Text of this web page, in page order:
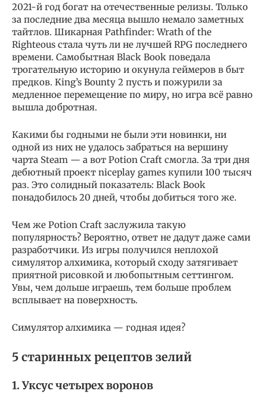
2021-й год богат на отечественные релизы. Только
за последние два месяца вышло немало заметных
тайтлов. Шикарная Pathfinder: Wrath of the
Righteous стала чуть ли не лучшей RPG последнего
времени. Самобытная Black Book поведала
трогательную историю и окунула геймеров в быт
предков. King’s Bounty 2 пусть и пожурили за
медленное перемещение по миру, но игра всё равно
вышла добротная.
Какими бы годными не были эти новинки, ни
одной из них не удалось забраться на вершину
чарта Steam — а вот Potion Craft смогла. За три дня
дебютный проект niceplay games купили 100 тысяч
раз. Это солидный показатель: Black Book
понадобилось 20 дней, чтобы добиться того же.
Чем же Potion Craft заслужила такую
популярность? Вероятно, ответ не дадут даже сами
разработчики. Из игры получился неплохой
симулятор алхимика, который сходу затягивает
приятной рисовкой и любопытным сеттингом.
Увы, чем дольше играешь, тем больше проблем
всплывает на поверхность.
Симулятор алхимика — годная идея?
5 старинных рецептов зелий
1. Уксус четырех воронов